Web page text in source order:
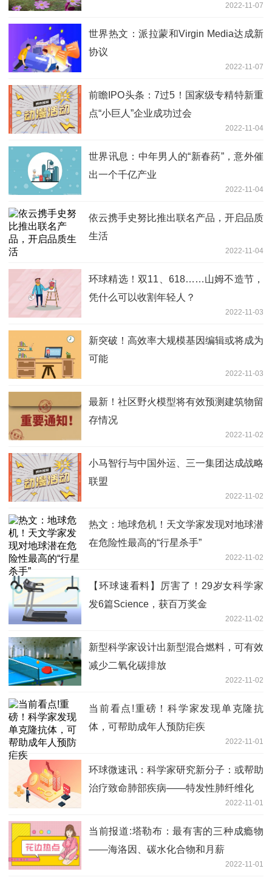
2022-11-07
世界热文：派拉蒙和Virgin Media达成新
协议
2022-11-07
前瞻IPO头条：7过5！国家级专精特新重
点“小巨人”企业成功过会
2022-11-04
世界讯息：中年男人的“新春药”，意外催
出一个千亿产业
2022-11-04
依云携手史努比推出联名产品，开启品质
生活
2022-11-04
环球精选！双11、618……山姆不造节，
凭什么可以收割年轻人？
2022-11-03
新突破！高效率大规模基因编辑或将成为
可能
2022-11-03
最新！社区野火模型将有效预测建筑物留
存情况
2022-11-02
小马智行与中国外运、三一集团达成战略
联盟
2022-11-02
热文：地球危机！天文学家发现对地球潜
在危险性最高的“行星杀手”
2022-11-02
【环球速看料】厉害了！29岁女科学家
发6篇Science，获百万奖金
2022-11-02
新型科学家设计出新型混合燃料，可有效
减少二氧化碳排放
2022-11-02
当前看点!重磅！科学家发现单克隆抗
体，可帮助成年人预防疟疾
2022-11-01
环球微速讯：科学家研究新分子：或帮助
治疗致命肺部疾病——特发性肺纤维化
2022-11-01
当前报道:塔勒布：最有害的三种成瘾物
——海洛因、碳水化合物和月薪
2022-11-01